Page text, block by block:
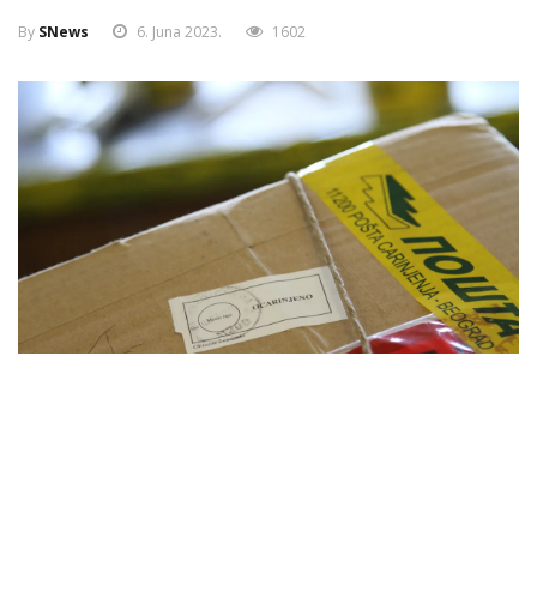
By SNews 6. Juna 2023. 1602